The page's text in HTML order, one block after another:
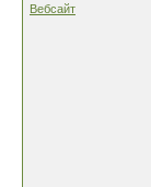
Вебсайт